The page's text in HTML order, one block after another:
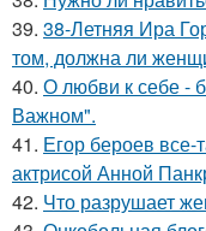
39. 38-Летняя Ира
том, должна ли
40. О любви к себе -
Важном".
41. Егор бероев все-
актрисой Анной
42. Что разрушает